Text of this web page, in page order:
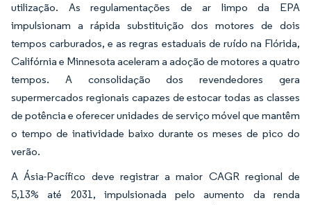
utilização. As regulamentações de ar limpo da EPA
impulsionam a rápida substituição dos motores de dois
tempos carburados, e as regras estaduais de ruído na Flórida,
Califórnia e Minnesota aceleram a adoção de motores a quatro
tempos. A consolidação dos revendedores gera
supermercados regionais capazes de estocar todas as classes
de potência e oferecer unidades de serviço móvel que mantêm
o tempo de inatividade baixo durante os meses de pico do
verão.
A Ásia-Pacífico deve registrar a maior CAGR regional de
5,13% até 2031, impulsionada pelo aumento da renda